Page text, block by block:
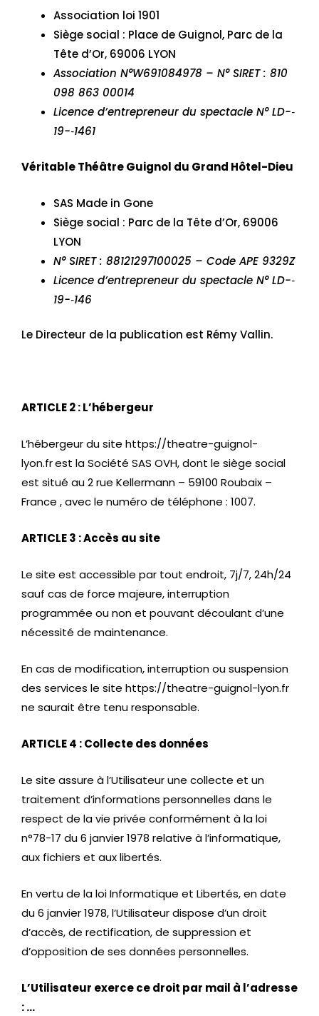
Association loi 1901
Siège social : Place de Guignol, Parc de la
Tête d’Or, 69006 LYON
Association N°W691084978 – N° SIRET : 810
098 863 00014
Licence d’entrepreneur du spectacle N° LD-‐
19-‐1461
Véritable Théâtre Guignol du Grand Hôtel-Dieu
SAS Made in Gone
Siège social : Parc de la Tête d’Or, 69006
LYON
N° SIRET : 88121297100025 – Code APE 9329Z
Licence d’entrepreneur du spectacle N° LD-‐
19-‐146
Le Directeur de la publication est Rémy Vallin.
ARTICLE 2 : L’hébergeur
L’hébergeur du site https://theatre-guignol-
lyon.frest la Société SAS OVH, dont le siège social
est situé au 2 rue Kellermann – 59100 Roubaix –
France , avec le numéro de téléphone : 1007.
ARTICLE 3 : Accès au site
Le site est accessible par tout endroit, 7j/7, 24h/24
sauf cas de force majeure, interruption
programmée ou non et pouvant découlant d’une
nécessité de maintenance.
En cas de modification, interruption ou suspension
des services le site https://theatre-guignol-lyon.fr
ne saurait être tenu responsable.
ARTICLE 4 : Collecte des données
Le site assure à l’Utilisateur une collecte et un
traitement d’informations personnelles dans le
respect de la vie privée conformément à la loi
n°78-17 du 6 janvier 1978 relative à l’informatique,
aux fichiers et aux libertés.
En vertu de la loi Informatique et Libertés, en date
du 6 janvier 1978, l’Utilisateur dispose d’un droit
d’accès, de rectification, de suppression et
d’opposition de ses données personnelles.
L’Utilisateur exerce ce droit par mail à l’adresse
: …